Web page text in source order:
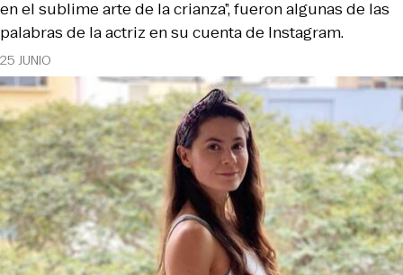
25 JUNIO
en el sublime arte de la crianza”, fueron algunas de las
palabras de la actriz en su cuenta de Instagram.